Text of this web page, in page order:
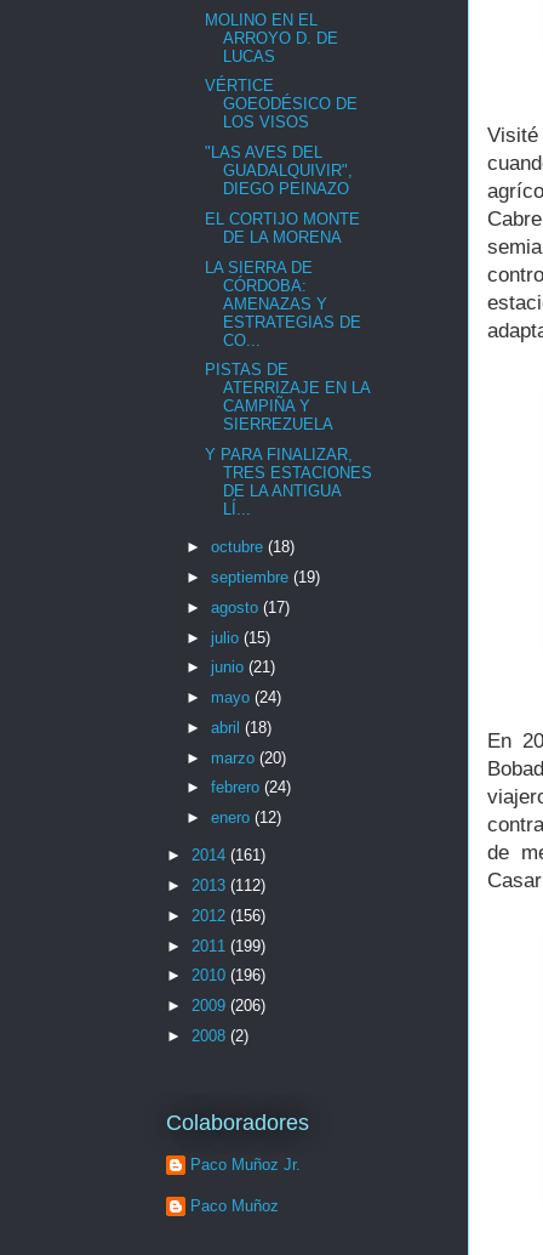
En
de
MOLINO EN EL
ARROYO D. DE
LUCAS
VÉRTICE
GOEODÉSICO DE
LOS VISOS
"LAS AVES DEL
GUADALQUIVIR",
DIEGO PEINAZO
EL CORTIJO MONTE
DE LA MORENA
LA SIERRA DE
CÓRDOBA:
AMENAZAS Y
ESTRATEGIAS DE
CO...
PISTAS DE
ATERRIZAJE EN LA
CAMPIÑA Y
SIERREZUELA
Y PARA FINALIZAR,
TRES ESTACIONES
DE LA ANTIGUA
LÍ...
► octubre (18)
► septiembre (19)
► agosto (17)
► julio (15)
► junio (21)
► mayo (24)
► abril (18)
► marzo (20)
► febrero (24)
► enero (12)
► 2014 (161)
► 2013 (112)
► 2012 (156)
► 2011 (199)
► 2010 (196)
► 2009 (206)
► 2008 (2)
Colaboradores
Paco Muñoz Jr.
Paco Muñoz